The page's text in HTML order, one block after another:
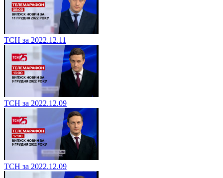
ТСН за 2022.12.11
ТСН за 2022.12.09
ТСН за 2022.12.09